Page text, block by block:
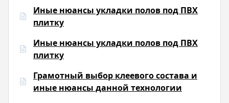
Иные нюансы укладки полов под ПВХ
плитку
Иные нюансы укладки полов под ПВХ
плитку
Грамотный выбор клеевого состава и
иные нюансы данной технологии